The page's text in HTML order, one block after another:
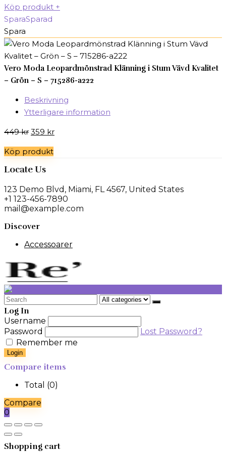
ursprungliga
priset
899 kr.
nuvarande
269 kr.
Köp produkt +
SparaSparad
Spara
Vero Moda Leopardmönstrad Klänning i Stum Vävd Kvalitet
– Grön – S – 715286-a222
Beskrivning
Ytterligare information
449kr Det
priset
var:
359 krDet
Köp produkt
Locate Us
123 Demo Blvd, Miami, FL 4567, United States
+1 123-456-7890
mail@example.com
Discover
Accessoarer
Search
for:
Log In
Username
Password
Lost Password?
Remember me
Login
Compare items
Total (0)
Compare
0
Shopping cart